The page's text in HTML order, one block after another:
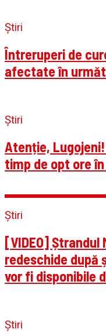
Știri
Întreruperi de
afectate în
Știri
Atenție,
timp de opt ore
Știri
[VIDEO] Ștrandul
redeschide după
vor fi disponibile
Știri